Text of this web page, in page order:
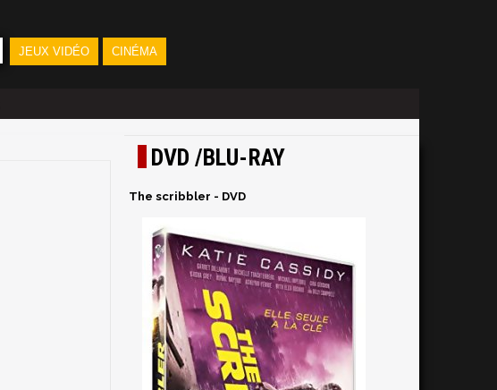
JEUX VIDÉO CINÉMA
DVD /BLU-RAY
The scribbler - DVD